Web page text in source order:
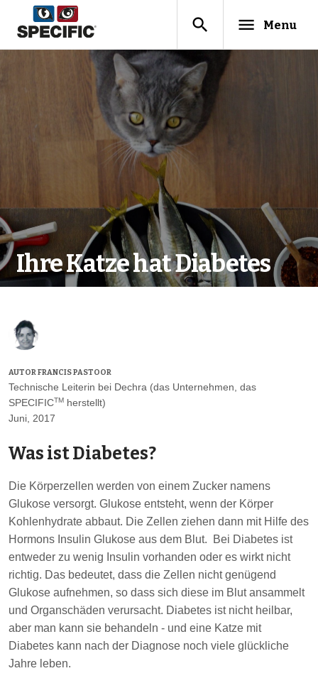
search menu Menu
Ihre Katze hat Diabetes
AUTORFRANCIS PASTOOR
Technische Leiterin bei Dechra (das Unternehmen, das
SPECIFICTM herstellt)
Juni, 2017
Was ist Diabetes?
Die Körperzellen werden von einem Zucker namens
Glukose versorgt. Glukose entsteht, wenn der Körper
Kohlenhydrate abbaut. Die Zellen ziehen dann mit Hilfe des
Hormons Insulin Glukose aus dem Blut. Bei Diabetes ist
entweder zu wenig Insulin vorhanden oder es wirkt nicht
richtig. Das bedeutet, dass die Zellen nicht genügend
Glukose aufnehmen, so dass sich diese im Blut ansammelt
und Organschäden verursacht. Diabetes ist nicht heilbar,
aber man kann sie behandeln - und eine Katze mit
Diabetes kann nach der Diagnose noch viele glückliche
Jahre leben.